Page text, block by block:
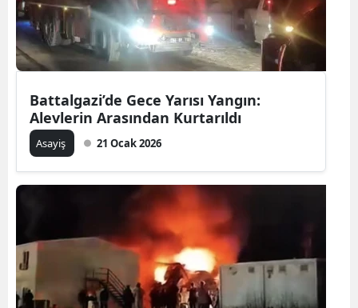
Battalgazi’de Gece Yarısı Yangın:
Alevlerin Arasından Kurtarıldı
Asayiş 21 Ocak 2026